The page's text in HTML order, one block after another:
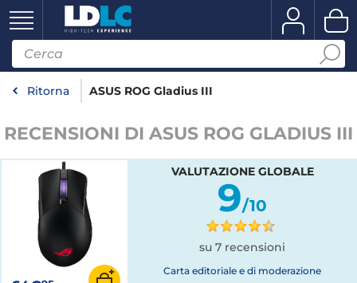
Ritorna ASUS ROG Gladius III
RECENSIONI DI ASUS ROG GLADIUS III
VALUTAZIONE GLOBALE
9/10
su 7 recensioni
Carta editoriale e di moderazione